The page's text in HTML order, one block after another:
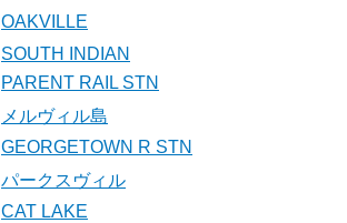
OAKVILLE
SOUTH INDIAN
PARENT RAIL STN
メルヴィル島
GEORGETOWN R STN
パークスヴィル
CAT LAKE